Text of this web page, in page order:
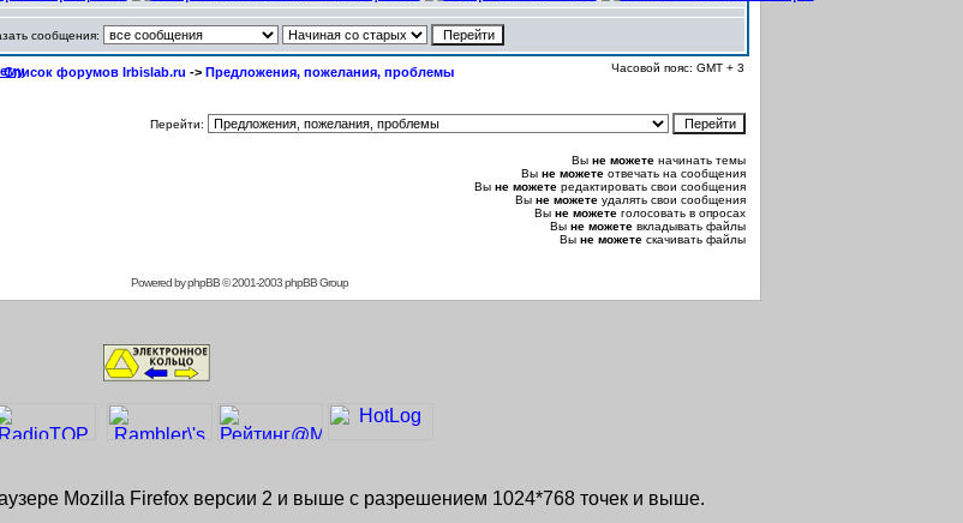
сообщения:
Список форумов Irbislab.ru -> Предложения, пожелания, проблемы Часовой пояс: GMT + 3
Перейти:
Вы не можетеначинать темы
Вы не можетеотвечать на сообщения
Вы не можетередактировать свои сообщения
Вы не можетеудалять свои сообщения
Вы не можетеголосовать в опросах
Вы не можетевкладывать файлы
Вы не можетескачивать файлы
Powered byphpBB© 2001-2003 phpBB Group
Mozilla Firefox версии 2 и выше с разрешением 1024*768 точек и выше.